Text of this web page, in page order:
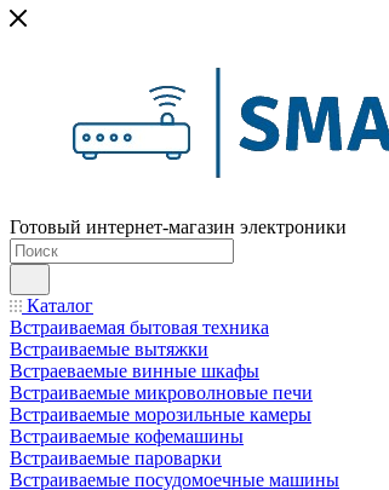
Готовый интернет-магазин электроники
Каталог
Встраиваемая бытовая техника
Встраиваемые вытяжки
Встраеваемые винные шкафы
Встраиваемые микроволновые печи
Встраиваемые морозильные камеры
Встраиваемые кофемашины
Встраиваемые пароварки
Встраиваемые посудомоечные машины